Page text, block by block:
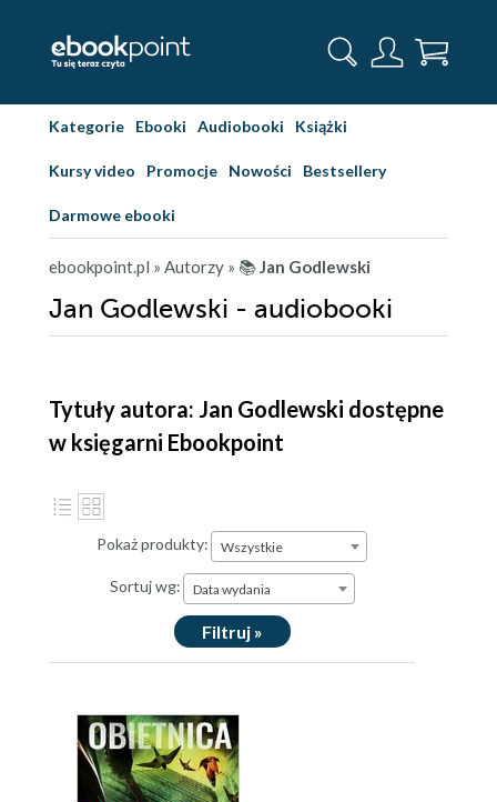
Kategorie Ebooki Audiobooki Książki
Kursy video Promocje Nowości Bestsellery
Darmowe ebooki
ebookpoint.pl » Autorzy » 📚Jan Godlewski
Jan Godlewski - audiobooki
Tytuły autora: Jan Godlewski dostępne
w księgarni Ebookpoint
Pokaż produkty: Wszystkie
Sortuj wg: Data wydania
Filtruj »